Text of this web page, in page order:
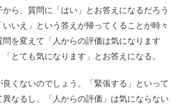
ら、質問に「はい」とお答えになるだろう
いえ」という答えが帰ってくることが時々
を変えて「人からの評価は気になります
とても気になります」とお答えになる。
くないのでしょう。「緊張する」といって
異なるし、「人からの評価」は気にならない